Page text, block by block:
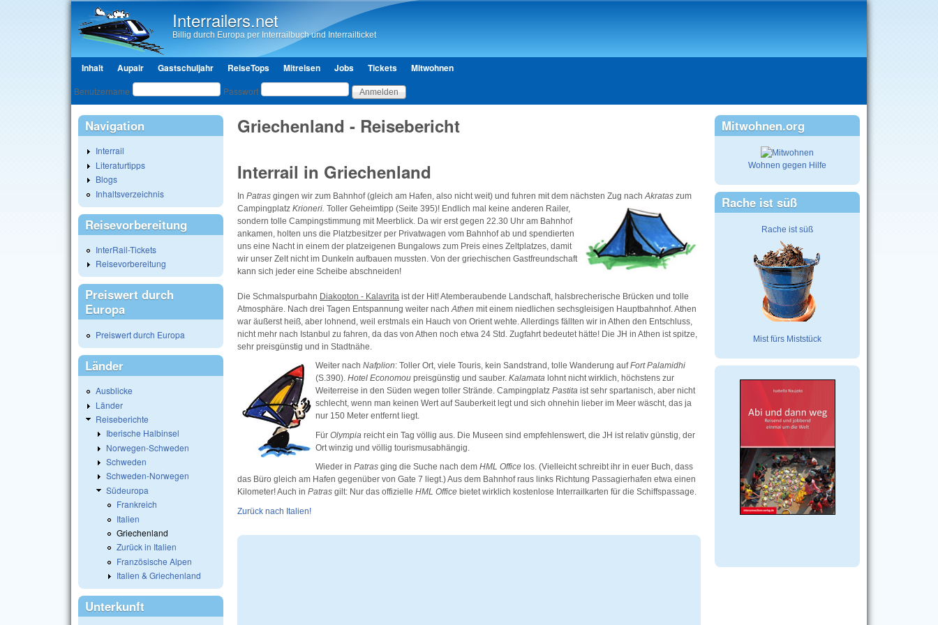
Interrailers.net
Billig durch Europa per Interrailbuch und Interrailticket
Hauptmenü
Inhalt Aupair Gastschuljahr ReiseTops Mitreisen Jobs Tickets Mitwohnen
Benutzeranmeldung
Benutzername Passwort
Griechenland - Reisebericht
Interrail in Griechenland
In Patras gingen wir zum Bahnhof (gleich am Hafen, also nicht weit) und fuhren mit dem nächsten Zug nach Akratas zum
Campingplatz Krioneri Toller Geheimtipp (Seite 395)! Endlich mal keine anderen Railer,
sondern tolle Campingstimmung mit Meerblick. Da wir erst gegen 22.30 Uhr am Bahnhof
ankamen, holten uns die Platzbesitzer per Privatwagen vom Bahnhof ab und spendierten
uns eine Nacht in einem der platzeigenen Bungalows zum Preis eines Zeltplatzes, damit
wir unser Zelt nicht im Dunkeln aufbauen mussten. Von der griechischen Gastfreundschaft
kann sich jeder eine Scheibe abschneiden!
Die Schmalspurbahn Diakopton - Kalavrita ist der Hit! Atemberaubende Landschaft, halsbrecherische Brücken und tolle
Atmosphäre. Nach drei Tagen Entspannung weiter nach Athen mit einem niedlichen sechsgleisigen Hauptbahnhof. Athen
war äußerst heiß, aber lohnend, weil erstmals ein Hauch von Orient wehte. Allerdings fällten wir in Athen den Entschluss,
nicht mehr nach Istanbul zu fahren, da das von Athen noch etwa 24 Std. Zugfahrt bedeutet hätte! Die JH in Athen ist spitze,
sehr preisgünstig und in Stadtnähe.
Weiter nach Nafplion: Toller Ort, viele Touris, kein Sandstrand, tolle Wanderung aufFort Palamidhi
(S.390). Hotel Economou preisgünstig und sauber. Kalamata lohnt nicht wirklich, höchstens zur
Weiterreise in den Süden wegen toller Strände. Campingplatz Pastita ist sehr spartanisch, aber nicht
schlecht, wenn man keinen Wert auf Sauberkeit legt und sich ohnehin lieber im Meer wäscht, das ja
nur 150 Meter entfernt liegt.
Für Olympia reicht ein Tag völlig aus. Die Museen sind empfehlenswert, die JH ist relativ günstig, der
Ort winzig und völlig tourismusabhängig.
Wieder in Patras ging die Suche nach dem HML Office los. (Vielleicht schreibt ihr in euer Buch, dass
das Büro gleich am Hafen gegenüber von Gate 7 liegt.) Aus dem Bahnhof raus links Richtung Passagierhafen etwa einen
Kilometer! Auch in Patras gilt: Nur das offizielle HML Office bietet wirklich kostenlose Interrailkarten für die Schiffspassage.
Zurück nach Italien!
Navigation
Interrail
Literaturtipps
Blogs
Inhaltsverzeichnis
Reisevorbereitung
InterRail-Tickets
Reisevorbereitung
Preiswert durch
Europa
Preiswert durch Europa
Länder
Ausblicke
Länder
Reiseberichte
Iberische Halbinsel
Norwegen-Schweden
Schweden
Schweden-Norwegen
Südeuropa
Frankreich
Italien
Griechenland
Zurück in Italien
Französische Alpen
Italien & Griechenland
Unterkunft
Mitwohnen.org
Wohnen gegen Hilfe
Rache ist süß
Rache ist süß
Mist fürs Miststück